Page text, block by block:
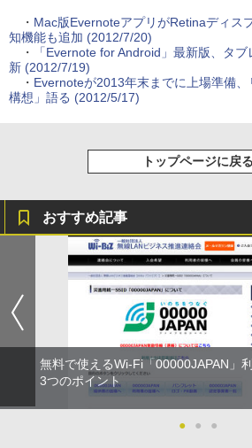
・ Mac版EvernoteアプリがRetinaディス
知機能も追加 (2012/7/20)
・
「Evernote for Android」最新版、タ
新 (2012/7/19)
・ Evernoteが2013年末までに上場準備
構想」語る (2012/5/17)
トップページに戻る
おすすめ記事
無料で使えるWi-Fi「00000JAPAN」
3つのポイント
● ● ●